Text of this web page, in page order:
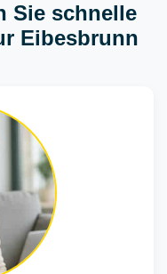
Sie schnelle
Eibesbrunn